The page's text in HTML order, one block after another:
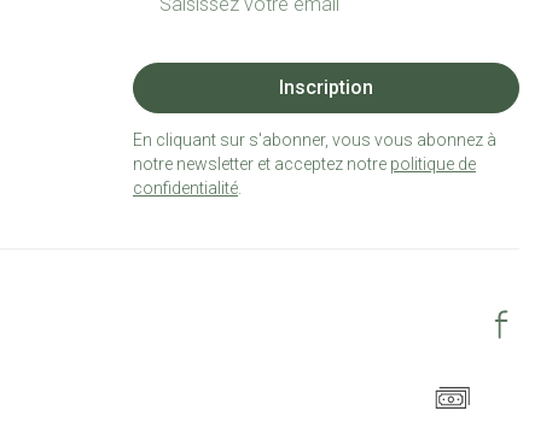
Inscription
En cliquant sur s'abonner, vous vous abonnez à
notre newsletter et acceptez notre politique de
confidentialité